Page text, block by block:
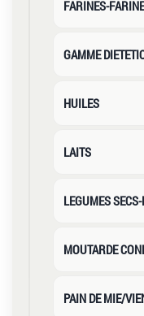
FARINES-
GAMME
HUILES
LAITS
LEGUMES
MOUTARDE
PAIN DE MIE/